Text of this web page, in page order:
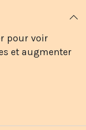
pour voir
et augmenter